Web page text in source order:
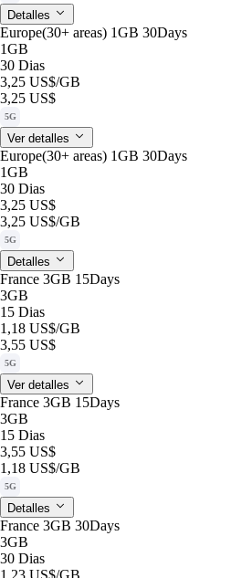
Detalles
Europe(30+ areas) 1GB 30Days
1GB
30 Dias
3,25 US$/GB
3,25 US$
5G
Ver detalles
Europe(30+ areas) 1GB 30Days
1GB
30 Dias
3,25 US$
3,25 US$/GB
5G
Detalles
France 3GB 15Days
3GB
15 Dias
1,18 US$/GB
3,55 US$
5G
Ver detalles
France 3GB 15Days
3GB
15 Dias
3,55 US$
1,18 US$/GB
5G
Detalles
France 3GB 30Days
3GB
30 Dias
1,23 US$/GB